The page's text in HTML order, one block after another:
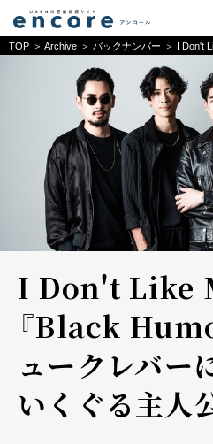
TOP Archive バックナンバー I Don't
I Don't Like
『Black
ュー――クレバ
いくぐる主人